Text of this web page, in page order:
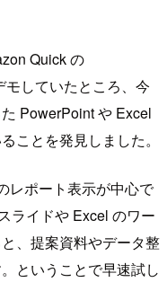
Quick の
していたところ、今
PowerPoint や Excel
ことを発見しました。
レポート表示が中心で
ライドや Excel のワー
、提案資料やデータ整
ということで早速試し